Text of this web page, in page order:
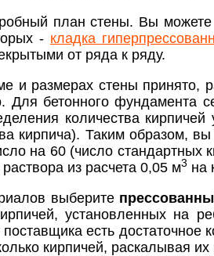
план стены. Вы
- кладка
от ряда к ряду.
и размерах стены принято,
Для бетонного фундамента
количества
кирпича). Таким образом,
на 60 (число стандартных
из расчета 0,05 м3 на
выберите
установленных на
есть
кирпичей, раскалывая